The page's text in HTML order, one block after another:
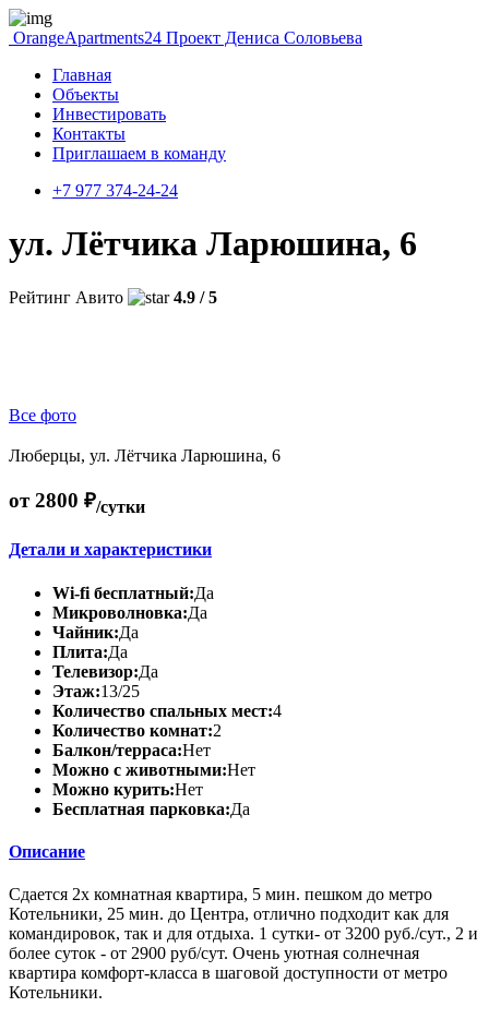
OrangeApartments24 Проект Дениса Соловьева
Главная
Объекты
Инвестировать
Контакты
Приглашаем в команду
+7 977 374-24-24
ул. Лётчика Ларюшина, 6
Рейтинг Авито 4.9 / 5
Все фото
Люберцы, ул. Лётчика Ларюшина, 6
от 2800 ₽/сутки
Детали и характеристики
Wi-fi бесплатный:Да
Микроволновка:Да
Чайник:Да
Плита:Да
Телевизор:Да
Этаж:13/25
Количество спальных мест:4
Количество комнат:2
Балкон/терраса:Нет
Можно с животными:Нет
Можно курить:Нет
Бесплатная парковка:Да
Описание
Сдается 2х комнатная квартира, 5 мин. пешком до метро
Котельники, 25 мин. до Центра, отлично подходит как для
командировок, так и для отдыха. 1 сутки- от 3200 руб./сут., 2 и
более суток - от 2900 руб/сут. Очень уютная солнечная
квартира комфорт-класса в шаговой доступности от метро
Котельники.